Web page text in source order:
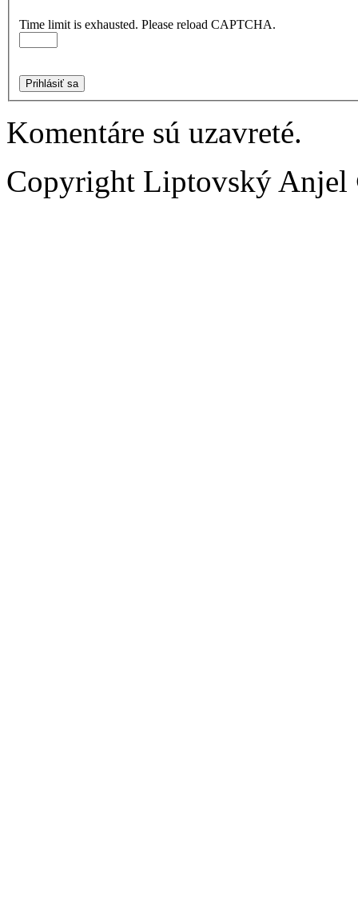
Time limit is exhausted. Please reload CAPTCHA.
Prihlásiť sa
Komentáre sú uzavreté.
Copyright Liptovský Anjel